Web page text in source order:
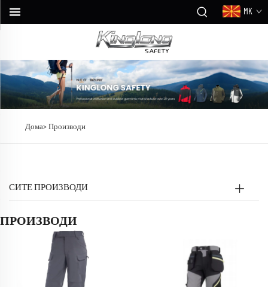
MK
Дома> Производи
СИТЕ ПРОИЗВОДИ
ПРОИЗВОДИ